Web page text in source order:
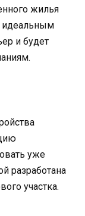
жилья
идеальным
и будет
уже
разработана
участка.